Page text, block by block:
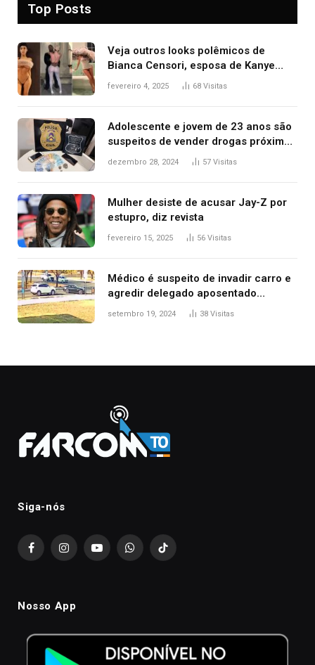
Top Posts
Veja outros looks polêmicos de
Bianca Censori, esposa de Kanye
West que apareceu nua no Grammy
fevereiro 4, 2025 68 Visitas
Adolescente e jovem de 23 anos são
suspeitos de vender drogas próximo
de delegacia e escola, diz polícia
dezembro 28, 2024 57 Visitas
Mulher desiste de acusar Jay-Z por
estupro, diz revista
fevereiro 15, 2025 56 Visitas
Médico é suspeito de invadir carro e
agredir delegado aposentado
durante confusão no trânsito
setembro 19, 2024 38 Visitas
Siga-nós
FacebookInstagramYouTubeWhatsAppTikTok
Nosso App